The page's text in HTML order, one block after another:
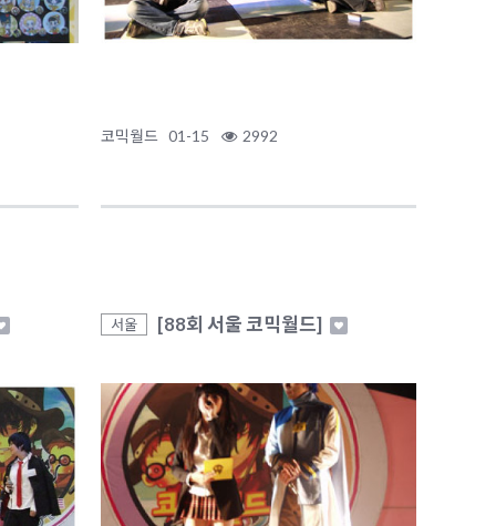
코믹월드 01-15 2992
서울 [88회 서울 코믹월드]